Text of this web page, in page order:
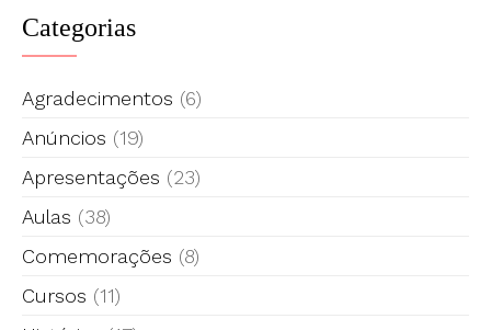
Categorias
Agradecimentos (6)
Anúncios (19)
Apresentações (23)
Aulas (38)
Comemorações (8)
Cursos (11)